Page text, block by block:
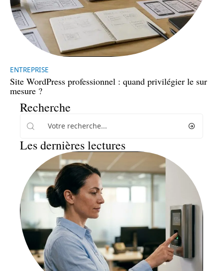
ENTREPRISE
Site WordPress professionnel : quand privilégier le sur
mesure ?
Recherche
Les dernières lectures